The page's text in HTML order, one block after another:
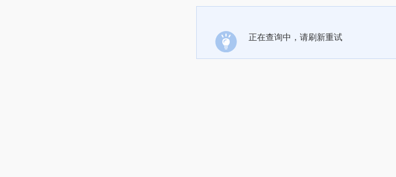
正在查询中，请刷新重试